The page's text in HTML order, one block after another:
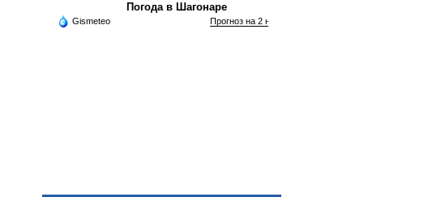
Погода в Шагонаре
Gismeteo Прогноз на 2 недели